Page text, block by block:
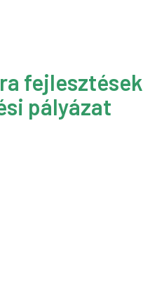
fejlesztések
pályázat